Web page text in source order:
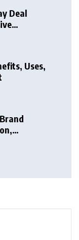
Deal
Uses,
Journey